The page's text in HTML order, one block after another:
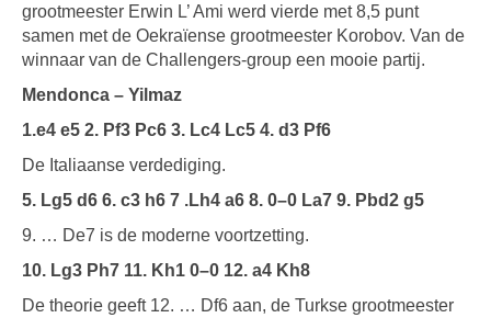
grootmeester Erwin L’ Ami werd vierde met 8,5 punt
samen met de Oekraïense grootmeester Korobov. Van de
winnaar van de Challengers-group een mooie partij.
Mendonca – Yilmaz
1.e4 e5 2. Pf3 Pc6 3. Lc4 Lc5 4. d3 Pf6
De Italiaanse verdediging.
5. Lg5 d6 6. c3 h6 7 .Lh4 a6 8. 0–0 La7 9. Pbd2 g5
9. … De7 is de moderne voortzetting.
10. Lg3 Ph7 11. Kh1 0–0 12. a4 Kh8
De theorie geeft 12. … Df6 aan, de Turkse grootmeester